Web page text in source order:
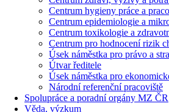
Centrum hygieny práce a
Centrum epidemiologie a
Centrum toxikologie a
Centrum pro hodnocení rizik
Úsek náměstka pro právo a
Útvar ředitele
Úsek náměstka pro
Národní referenční pracoviště
Spolupráce a poradní orgány MZ ČR
Věda, výzkum